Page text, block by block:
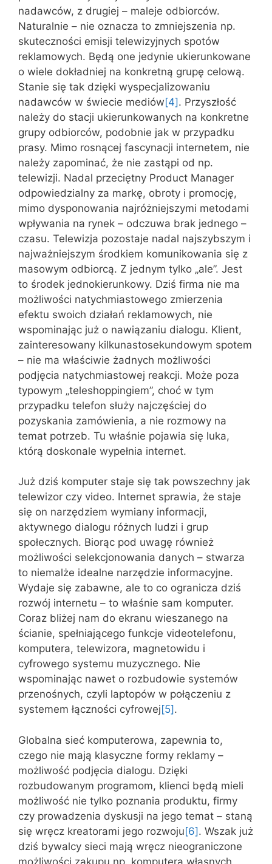
nadawców, z drugiej – maleje odbiorców.
Naturalnie – nie oznacza to zmniejszenia np.
skuteczności emisji telewizyjnych spotów
reklamowych. Będą one jedynie ukierunkowane
o wiele dokładniej na konkretną grupę celową.
Stanie się tak dzięki wyspecjalizowaniu
nadawców w świecie mediów[4]. Przyszłość
należy do stacji ukierunkowanych na konkretne
grupy odbiorców, podobnie jak w przypadku
prasy. Mimo rosnącej fascynacji internetem, nie
należy zapominać, że nie zastąpi od np.
telewizji. Nadal przeciętny Product Manager
odpowiedzialny za markę, obroty i promocję,
mimo dysponowania najróżniejszymi metodami
wpływania na rynek – odczuwa brak jednego –
czasu. Telewizja pozostaje nadal najszybszym i
najważniejszym środkiem komunikowania się z
masowym odbiorcą. Z jednym tylko „ale”. Jest
to środek jednokierunkowy. Dziś firma nie ma
możliwości natychmiastowego zmierzenia
efektu swoich działań reklamowych, nie
wspominając już o nawiązaniu dialogu. Klient,
zainteresowany kilkunastosekundowym spotem
– nie ma właściwie żadnych możliwości
podjęcia natychmiastowej reakcji. Może poza
typowym „teleshoppingiem”, choć w tym
przypadku telefon służy najczęściej do
pozyskania zamówienia, a nie rozmowy na
temat potrzeb. Tu właśnie pojawia się luka,
którą doskonale wypełnia internet.
Już dziś komputer staje się tak powszechny jak
telewizor czy video. Internet sprawia, że staje
się on narzędziem wymiany informacji,
aktywnego dialogu różnych ludzi i grup
społecznych. Biorąc pod uwagę również
możliwości selekcjonowania danych – stwarza
to niemalże idealne narzędzie informacyjne.
Wydaje się zabawne, ale to co ogranicza dziś
rozwój internetu – to właśnie sam komputer.
Coraz bliżej nam do ekranu wieszanego na
ścianie, spełniającego funkcje videotelefonu,
komputera, telewizora, magnetowidu i
cyfrowego systemu muzycznego. Nie
wspominając nawet o rozbudowie systemów
przenośnych, czyli laptopów w połączeniu z
systemem łączności cyfrowej [5] .
Globalna sieć komputerowa, zapewnia to,
czego nie mają klasyczne formy reklamy –
możliwość podjęcia dialogu. Dzięki
rozbudowanym programom, klienci będą mieli
możliwość nie tylko poznania produktu, firmy
czy prowadzenia dyskusji na jego temat – staną
się wręcz kreatorami jego rozwoju[6]. Wszak już
dziś bywalcy sieci mają wręcz nieograniczone
możliwości zakupu np. komputera własnych